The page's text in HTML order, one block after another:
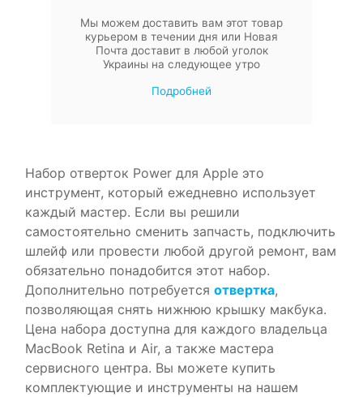
Мы можем доставить вам этот товар
курьером в течении дня или Новая
Почта доставит в любой уголок
Украины на следующее утро
Подробней
Набор отверток Power для Apple это
инструмент, который ежедневно использует
каждый мастер. Если вы решили
самостоятельно сменить запчасть, подключить
шлейф или провести любой другой ремонт, вам
обязательно понадобится этот набор.
Дополнительно потребуется отвертка,
позволяющая снять нижнюю крышку макбука.
Цена набора доступна для каждого владельца
MacBook Retina и Air, а также мастера
сервисного центра. Вы можете купить
комплектующие и инструменты на нашем